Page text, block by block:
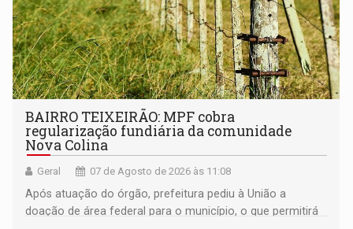
BAIRRO TEIXEIRÃO: MPF cobra
regularização fundiária da comunidade
Nova Colina
Geral 07 de Agosto de 2026 às 11:08
Após atuação do órgão, prefeitura pediu à União a
doação de área federal para o município, o que permitirá